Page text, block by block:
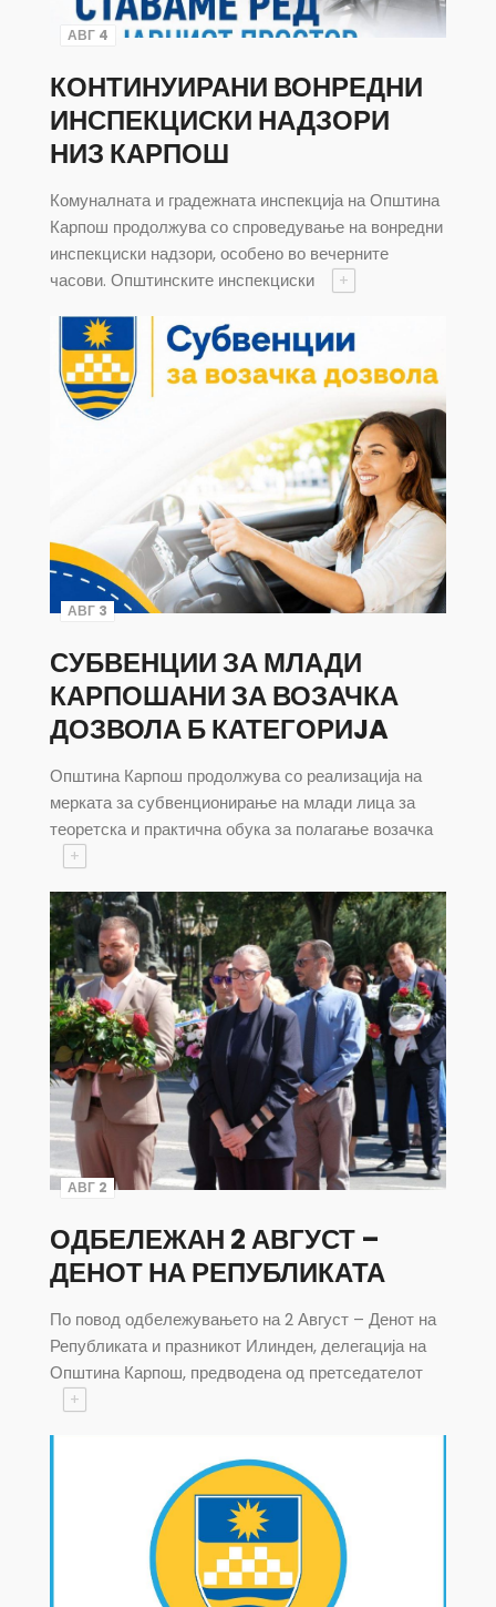
АВГ 4
КОНТИНУИРАНИ ВОНРЕДНИ
ИНСПЕКЦИСКИ НАДЗОРИ
НИЗ КАРПОШ
Комуналната и градежната инспекција на Општина
Карпош продолжува со спроведување на вонредни
инспекциски надзори, особено во вечерните
часови. Општинските инспекциски
+
АВГ 3
СУБВЕНЦИИ ЗА МЛАДИ
КАРПОШАНИ ЗА ВОЗАЧКА
ДОЗВОЛА Б КАТЕГОРИJA
Општина Карпош продолжува со реализација на
мерката за субвенционирање на млади лица за
теоретска и практична обука за полагање возачка
+
АВГ 2
ОДБЕЛЕЖАН 2 АВГУСТ –
ДЕНОТ НА РЕПУБЛИКАТА
По повод одбележувањето на 2 Август – Денот на
Републиката и празникот Илинден, делегација на
Општина Карпош, предводена од претседателот
+